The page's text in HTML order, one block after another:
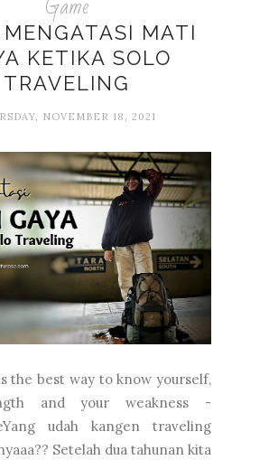
MENGATASI MATI
KETIKA SOLO
TRAVELING
NOVEMBER 18, 2021
the best way to know yourself,
and your weakness -
udah kangen traveling
Setelah dua tahunan kita